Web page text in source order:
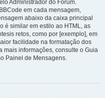
Administrador do Fórum.
em cada mensagem,
abaixo da caixa principal
é similar em estilo ao HTML, as
retos, como por [exemplo], em
facilidade na formatação dos
mais informações, consulte o Guia
Painel de Mensagens.